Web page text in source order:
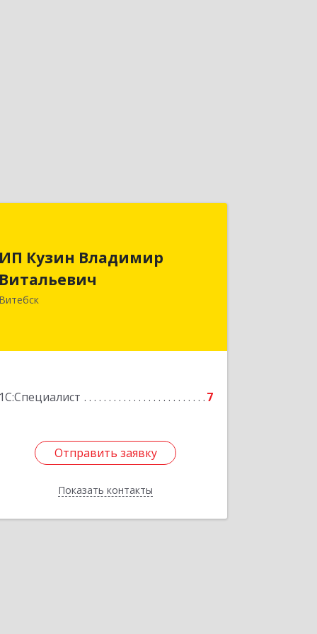
ИП Кузин Владимир
Витальевич
Витебск
1С:Специалист 7
Отправить заявку
Показать контакты
Беларусь, 210001, г.Витебск, ул.
Отправить заявку
Назад